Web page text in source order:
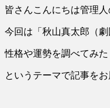
皆さんこんにちは管理人
今回は「秋山真太郎（
性格や運勢を調べてみた
というテーマで記事をお